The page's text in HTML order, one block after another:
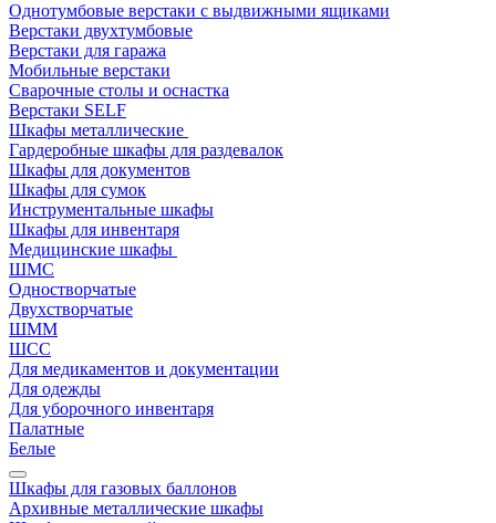
Однотумбовые верстаки с выдвижными ящиками
Верстаки двухтумбовые
Верстаки для гаража
Мобильные верстаки
Сварочные столы и оснастка
Верстаки SELF
Шкафы металлические
Гардеробные шкафы для раздевалок
Шкафы для документов
Шкафы для сумок
Инструментальные шкафы
Шкафы для инвентаря
Медицинские шкафы
ШМС
Одностворчатые
Двухстворчатые
ШММ
ШСС
Для медикаментов и документации
Для одежды
Для уборочного инвентаря
Палатные
Белые
Шкафы для газовых баллонов
Архивные металлические шкафы